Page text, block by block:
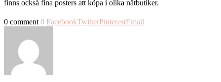
finns också fina posters att köpa i olika nätbutiker.
0 comment 0 FacebookTwitterPinterestEmail